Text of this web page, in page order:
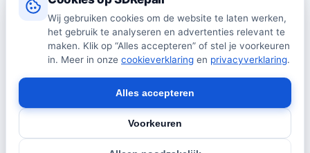
Wij gebruiken cookies om de website te laten werken,
het gebruik te analyseren en advertenties relevant te
maken. Klik op “Alles accepteren” of stel je voorkeuren
in. Meer in onze cookieverklaring en privacyverklaring.
Voorkeuren
Alles accepteren
Verzending & levering
Retourneren
Algemene voorwaarden